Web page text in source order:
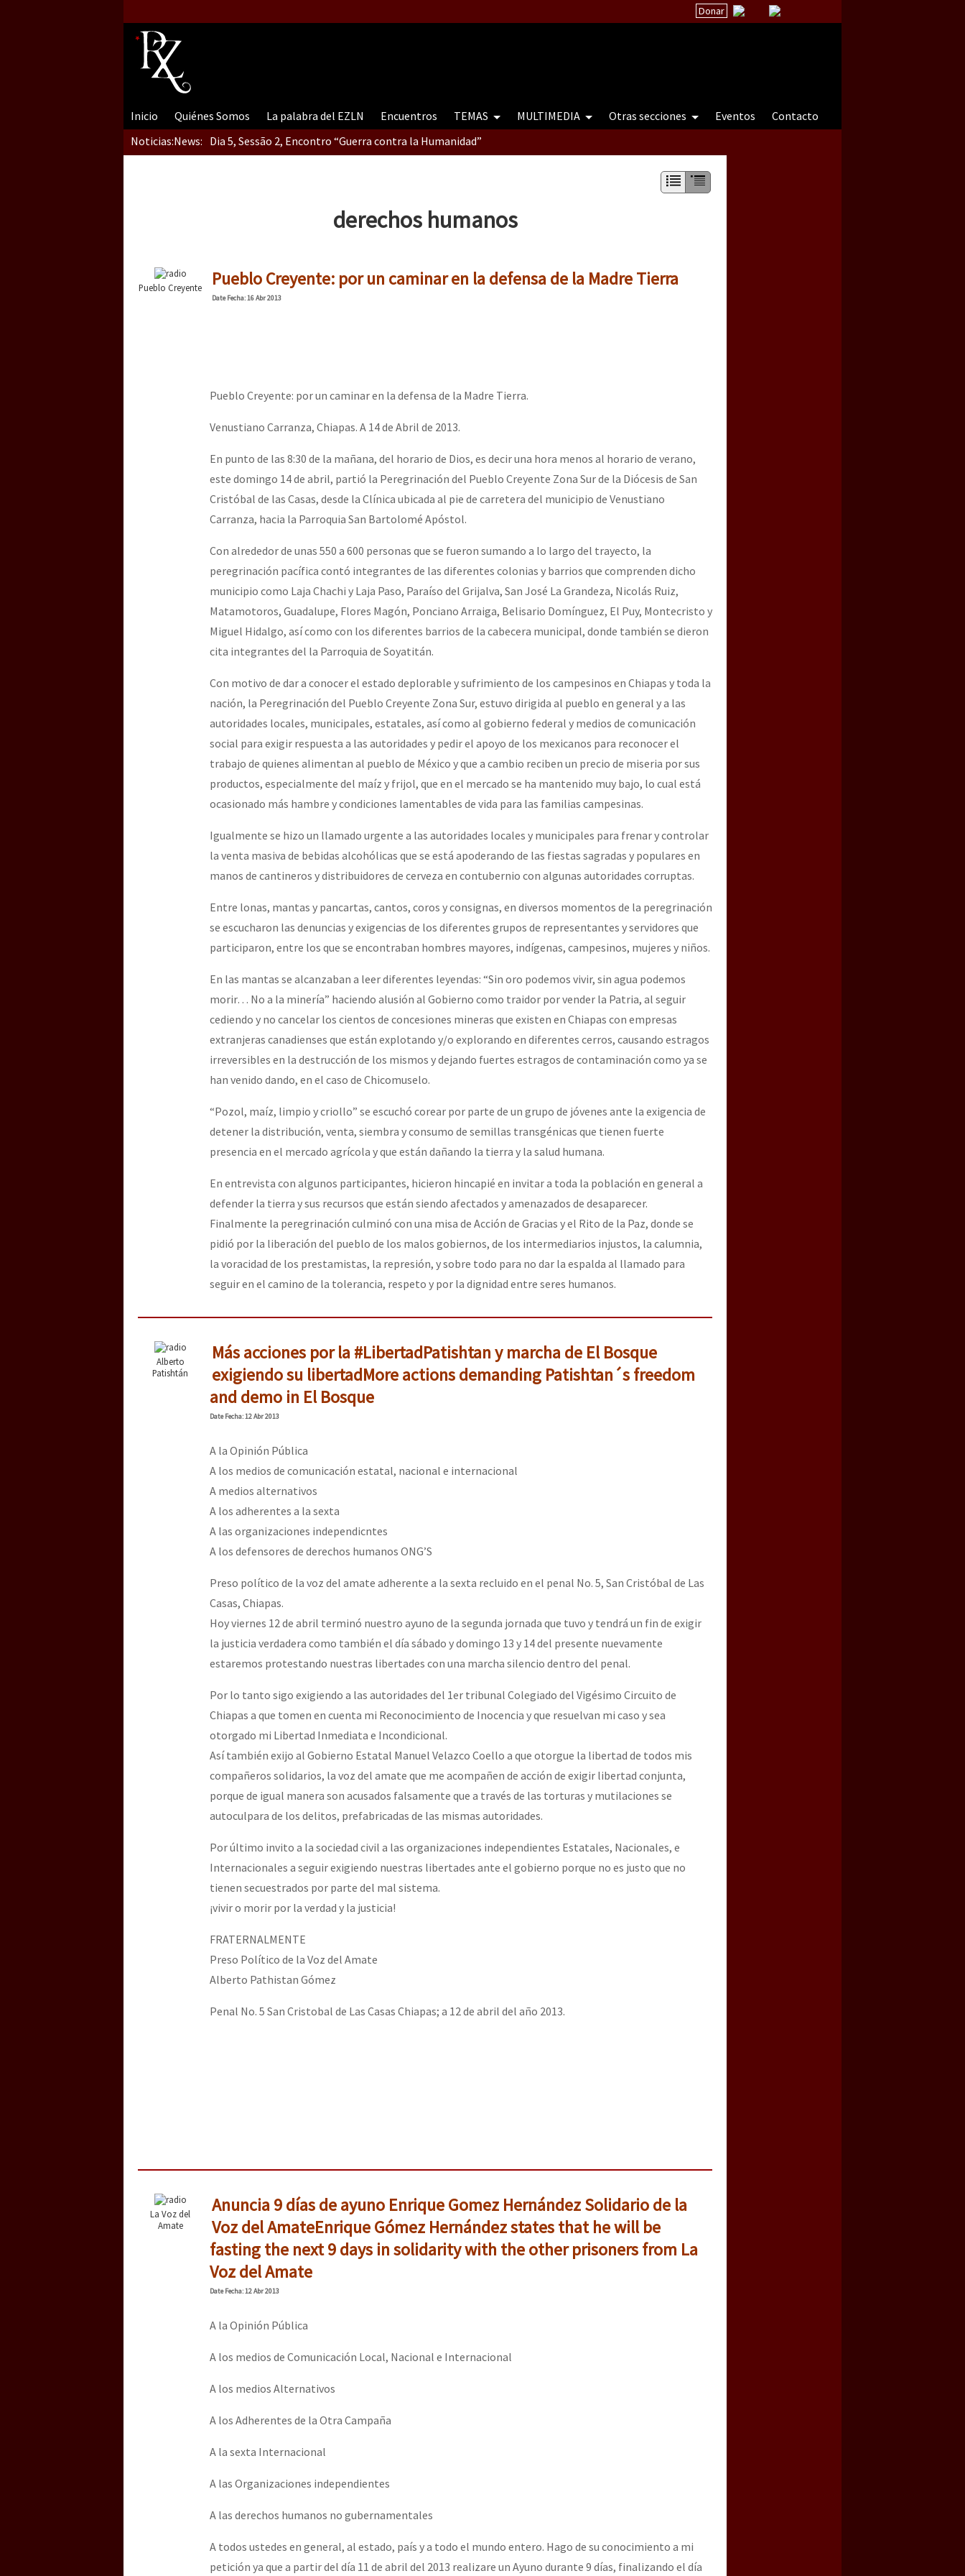
Donar
Inicio Quiénes Somos La palabra del EZLN Encuentros TEMAS MULTIMEDIA Otras secciones Eventos
Contacto
Noticias:News: Dia 5, Sessão 2, Encontro “Guerra contra la Humanidad”
[CDMX – 20 julio] Jornadas globales por la libertad de Jesús Plácido Galindo y el alto a la guerra contra el CIPOG-EZ
“Sonhando a Terra do Bem Virá” se publica no Estado Espanhol
Se o México sabe, que o mundo saiba! Nossas lutas pela memória, a justiça e a dignidade
[25 abr – CDMX] Tokín por el CNI: 30 años de Resistencia y Rebeldía
derechos humanos
Pueblo Creyente Pueblo Creyente: por un caminar en la defensa de la Madre Tierra
DateFecha: 16 Abr 2013
Pueblo Creyente: por un caminar en la defensa de la Madre Tierra.
Venustiano Carranza, Chiapas. A 14 de Abril de 2013.
En punto de las 8:30 de la mañana, del horario de Dios, es decir una hora menos al horario de verano,
este domingo 14 de abril, partió la Peregrinación del Pueblo Creyente Zona Sur de la Diócesis de San
Cristóbal de las Casas, desde la Clínica ubicada al pie de carretera del municipio de Venustiano
Carranza, hacia la Parroquia San Bartolomé Apóstol.
Con alrededor de unas 550 a 600 personas que se fueron sumando a lo largo del trayecto, la
peregrinación pacífica contó integrantes de las diferentes colonias y barrios que comprenden dicho
municipio como Laja Chachi y Laja Paso, Paraíso del Grijalva, San José La Grandeza, Nicolás Ruiz,
Matamotoros, Guadalupe, Flores Magón, Ponciano Arraiga, Belisario Domínguez, El Puy, Montecristo y
Miguel Hidalgo, así como con los diferentes barrios de la cabecera municipal, donde también se dieron
cita integrantes del la Parroquia de Soyatitán.
Con motivo de dar a conocer el estado deplorable y sufrimiento de los campesinos en Chiapas y toda la
nación, la Peregrinación del Pueblo Creyente Zona Sur, estuvo dirigida al pueblo en general y a las
autoridades locales, municipales, estatales, así como al gobierno federal y medios de comunicación
social para exigir respuesta a las autoridades y pedir el apoyo de los mexicanos para reconocer el
trabajo de quienes alimentan al pueblo de México y que a cambio reciben un precio de miseria por sus
productos, especialmente del maíz y frijol, que en el mercado se ha mantenido muy bajo, lo cual está
ocasionado más hambre y condiciones lamentables de vida para las familias campesinas.
Igualmente se hizo un llamado urgente a las autoridades locales y municipales para frenar y controlar
la venta masiva de bebidas alcohólicas que se está apoderando de las fiestas sagradas y populares en
manos de cantineros y distribuidores de cerveza en contubernio con algunas autoridades corruptas.
Entre lonas, mantas y pancartas, cantos, coros y consignas, en diversos momentos de la peregrinación
se escucharon las denuncias y exigencias de los diferentes grupos de representantes y servidores que
participaron, entre los que se encontraban hombres mayores, indígenas, campesinos, mujeres y niños.
En las mantas se alcanzaban a leer diferentes leyendas: “Sin oro podemos vivir, sin agua podemos
morir… No a la minería” haciendo alusión al Gobierno como traidor por vender la Patria, al seguir
cediendo y no cancelar los cientos de concesiones mineras que existen en Chiapas con empresas
extranjeras canadienses que están explotando y/o explorando en diferentes cerros, causando estragos
irreversibles en la destrucción de los mismos y dejando fuertes estragos de contaminación como ya se
han venido dando, en el caso de Chicomuselo.
“Pozol, maíz, limpio y criollo” se escuchó corear por parte de un grupo de jóvenes ante la exigencia de
detener la distribución, venta, siembra y consumo de semillas transgénicas que tienen fuerte
presencia en el mercado agrícola y que están dañando la tierra y la salud humana.
En entrevista con algunos participantes, hicieron hincapié en invitar a toda la población en general a
defender la tierra y sus recursos que están siendo afectados y amenazados de desaparecer.
Finalmente la peregrinación culminó con una misa de Acción de Gracias y el Rito de la Paz, donde se
pidió por la liberación del pueblo de los malos gobiernos, de los intermediarios injustos, la calumnia,
la voracidad de los prestamistas, la represión, y sobre todo para no dar la espalda al llamado para
seguir en el camino de la tolerancia, respeto y por la dignidad entre seres humanos.
Alberto
Patishtán
Más acciones por la #LibertadPatishtan y marcha de El Bosque
exigiendo su libertadMore actions demanding Patishtan´s freedom
and demo in El Bosque
DateFecha: 12 Abr 2013
A la Opinión Pública
A los medios de comunicación estatal, nacional e internacional
A medios alternativos
A los adherentes a la sexta
A las organizaciones independicntes
A los defensores de derechos humanos ONG’S
Preso político de la voz del amate adherente a la sexta recluido en el penal No. 5, San Cristóbal de Las
Casas, Chiapas.
Hoy viernes 12 de abril terminó nuestro ayuno de la segunda jornada que tuvo y tendrá un fin de exigir
la justicia verdadera como también el día sábado y domingo 13 y 14 del presente nuevamente
estaremos protestando nuestras libertades con una marcha silencio dentro del penal.
Por lo tanto sigo exigiendo a las autoridades del 1er tribunal Colegiado del Vigésimo Circuito de
Chiapas a que tomen en cuenta mi Reconocimiento de Inocencia y que resuelvan mi caso y sea
otorgado mi Libertad Inmediata e Incondicional.
Así también exijo al Gobierno Estatal Manuel Velazco Coello a que otorgue la libertad de todos mis
compañeros solidarios, la voz del amate que me acompañen de acción de exigir libertad conjunta,
porque de igual manera son acusados falsamente que a través de las torturas y mutilaciones se
autoculpara de los delitos, prefabricadas de las mismas autoridades.
Por último invito a la sociedad civil a las organizaciones independientes Estatales, Nacionales, e
Internacionales a seguir exigiendo nuestras libertades ante el gobierno porque no es justo que no
tienen secuestrados por parte del mal sistema.
¡vivir o morir por la verdad y la justicia!
FRATERNALMENTE
Preso Político de la Voz del Amate
Alberto Pathistan Gómez
Penal No. 5 San Cristobal de Las Casas Chiapas; a 12 de abril del año 2013.
La Voz del
Amate
Anuncia 9 días de ayuno Enrique Gomez Hernández Solidario de la
Voz del AmateEnrique Gómez Hernández states that he will be
fasting the next 9 days in solidarity with the other prisoners from La
Voz del Amate
DateFecha: 12 Abr 2013
A la Opinión Pública
A los medios de Comunicación Local, Nacional e Internacional
A los medios Alternativos
A los Adherentes de la Otra Campaña
A la sexta Internacional
A las Organizaciones independientes
A las derechos humanos no gubernamentales
A todos ustedes en general, al estado, país y a todo el mundo entero. Hago de su conocimiento a mi
petición ya que a partir del día 11 de abril del 2013 realizare un Ayuno durante 9 días, finalizando el día